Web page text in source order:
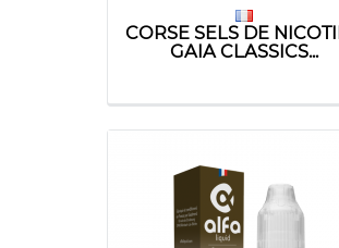
CORSE SELS DE
GAIA CLASSICS...